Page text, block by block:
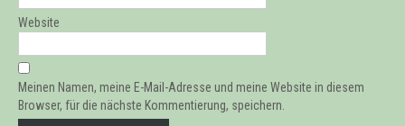
Website
Meinen Namen, meine E-Mail-Adresse und meine Website in diesem
Browser, für die nächste Kommentierung, speichern.